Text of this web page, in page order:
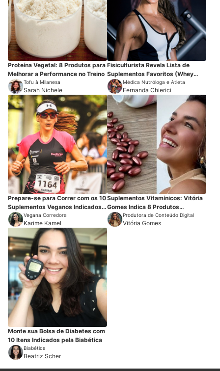
Proteína Vegetal: 8 Produtos para
Melhorar a Performance no Treino
Tofu à Milanesa
Sarah Nichele
Fisiculturista Revela Lista de
Suplementos Favoritos (Whey
Protein e outros)
Médica Nutróloga e Atleta
Fernanda Chierici
Prepare-se para Correr com os 10
Suplementos Veganos Indicados
pela Atleta Karime Kamel
Vegana Corredora
Karime Kamel
Suplementos Vitamínicos: Vitória
Gomes Indica 8 Produtos
FavoritosProdutora de Conteúdo Digital
Vitória Gomes
Monte sua Bolsa de Diabetes com
10 Itens Indicados pela Biabética
Biabética
Beatriz Scher